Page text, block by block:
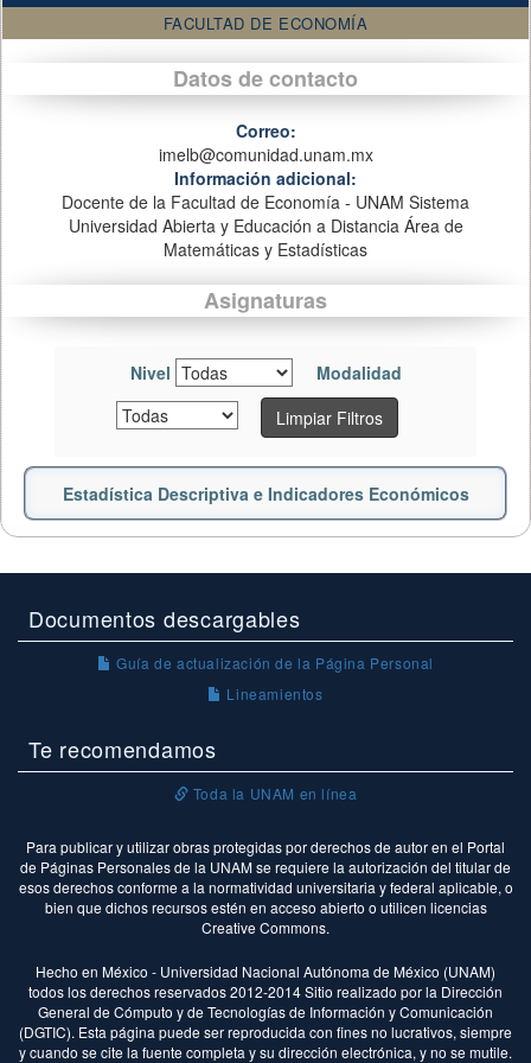
FACULTAD DE ECONOMÍA
Datos de contacto
Correo:
imelb@comunidad.unam.mx
Información adicional:
Docente de la Facultad de Economía - UNAM Sistema
Universidad Abierta y Educación a Distancia Área de
Matemáticas y Estadísticas
Asignaturas
Nivel
Modalidad
Limpiar Filtros
Estadística Descriptiva e Indicadores Económicos
Documentos descargables
Guía de actualización de la Página Personal
Lineamientos
Te recomendamos
Toda la UNAM en línea
Para publicar y utilizar obras protegidas por derechos de autor en el Portal
de Páginas Personales de la UNAM se requiere la autorización del titular de
esos derechos conforme a la normatividad universitaria y federal aplicable, o
bien que dichos recursos estén en acceso abierto o utilicen licencias
Creative Commons.
Hecho en México - Universidad Nacional Autónoma de México (UNAM)
todos los derechos reservados 2012-2014 Sitio realizado por la Dirección
General de Cómputo y de Tecnologías de Información y Comunicación
(DGTIC). Esta página puede ser reproducida con fines no lucrativos, siempre
y cuando se cite la fuente completa y su dirección electrónica, y no se mutile.